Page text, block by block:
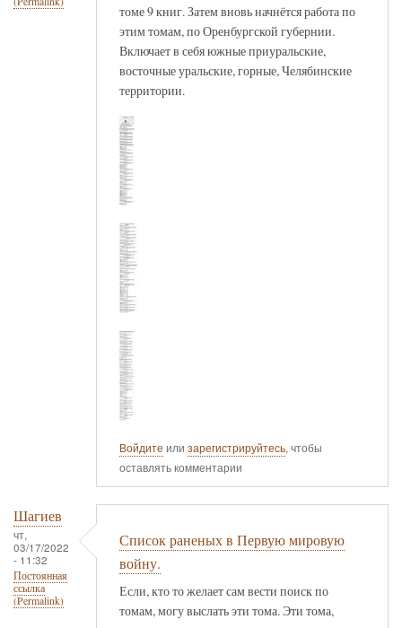
томе 9 книг. Затем вновь начнётся работа по
этим томам, по Оренбургской губернии.
Включает в себя южные приуральские,
восточные уральские, горные, Челябинские
территории.
Войдите или зарегистрируйтесь, чтобы
оставлять комментарии
Шагиев
чт,
03/17/2022
- 11:32
Постоянная
ссылка
(Permalink)
Список раненых в Первую мировую
войну.
Если, кто то желает сам вести поиск по
томам, могу выслать эти тома. Эти тома,